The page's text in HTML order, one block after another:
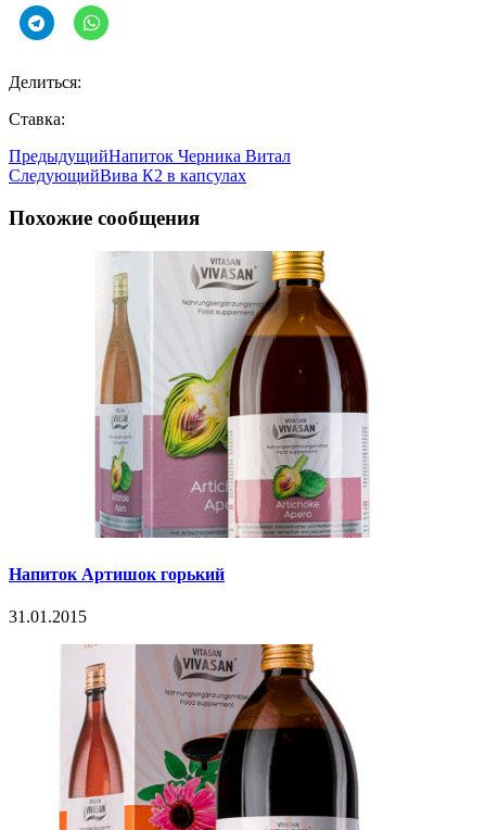
Делиться:
Ставка:
ПредыдущийНапиток Черника Витал
СледующийВива К2 в капсулах
Похожие сообщения
Напиток Артишок горький
31.01.2015